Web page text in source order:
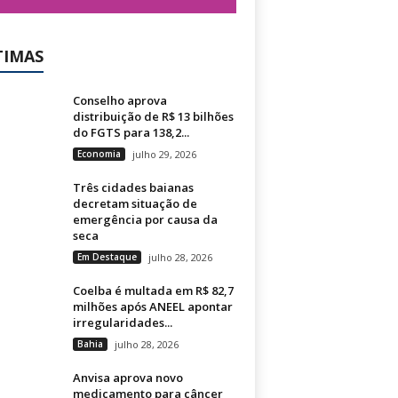
Conselho aprova
distribuição de R$ 13 bilhões
do FGTS para 138,2...
Economia julho 29, 2026
Três cidades baianas
decretam situação de
emergência por causa da
seca
Em Destaque julho 28, 2026
Coelba é multada em R$ 82,7
milhões após ANEEL apontar
irregularidades...
Bahia julho 28, 2026
Anvisa aprova novo
medicamento para câncer